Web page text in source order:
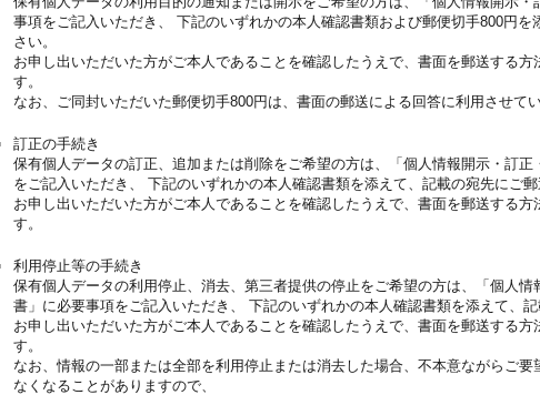
事項をご記入いただき、 下記のいずれかの本人確認書類および郵便切手800円を
さい。
お申し出いただいた方がご本人であることを確認したうえで、書面を郵送する方
す。
なお、ご同封いただいた郵便切手800円は、書面の郵送による回答に利用させてい
訂正の手続き
保有個人データの訂正、追加または削除をご希望の方は、「個人情報開示・訂
をご記入いただき、 下記のいずれかの本人確認書類を添えて、記載の宛先にご郵
お申し出いただいた方がご本人であることを確認したうえで、書面を郵送する方
す。
利用停止等の手続き
保有個人データの利用停止、消去、第三者提供の停止をご希望の方は、「個人情
書」に必要事項をご記入いただき、 下記のいずれかの本人確認書類を添えて、記
お申し出いただいた方がご本人であることを確認したうえで、書面を郵送する方
す。
なお、情報の一部または全部を利用停止または消去した場合、不本意ながらご要
なくなることがありますので、